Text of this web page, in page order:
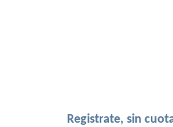
Registrate, sin